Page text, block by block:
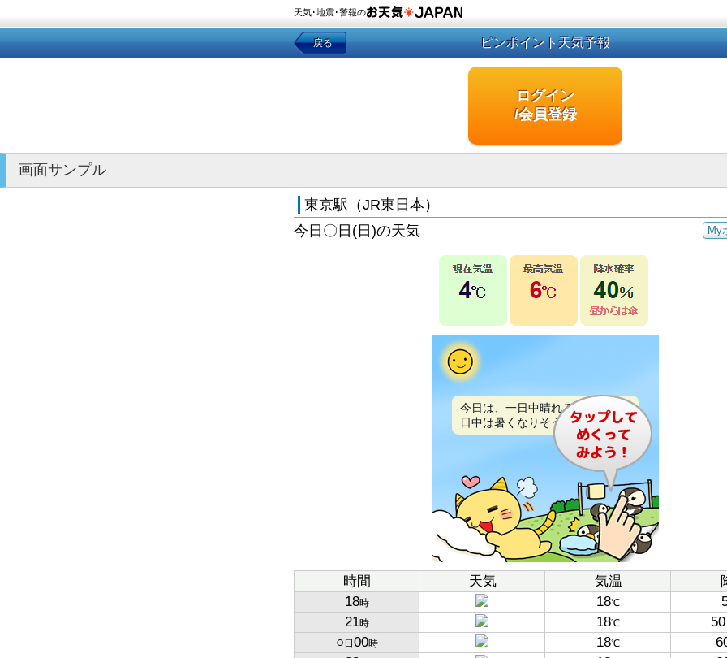
天気･地震･警報の
戻る ピンポイント天気予報
ログイン
/会員登録
画面サンプル
東京駅（JR東日本）
My
今日〇日(日)の天気
今日は、一日中晴れるでしょう。
日中は暑くなりそうです。
時間 天気 気温
18時 18℃
21時 18℃ 50
○ 日 00時 18℃